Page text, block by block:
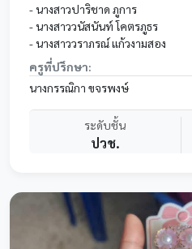
ผิดชอบของผู้จัดทำโครงงาน 4. เพื่
ของการผลิตไม้กวาดทางมะพร้าวแบบทำมือ เริ่มตั้งแ
2568 ถึง 20 กุมพาพันธ์ 2569
- นางสาวปาริชาด ภูการ
- นางสาววนัสนันท์ โคตรภูธร
- นางสาววราภรณ์ แก้วงามสอง
ครูที่ปรึกษา:
นางกรรณิกา ขจรพงษ์
ระดับชั้น
ปวช.